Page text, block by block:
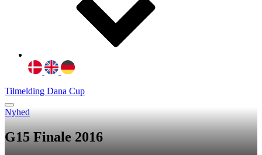
Tilmelding Dana Cup
Nyhed
G15 Finale 2016